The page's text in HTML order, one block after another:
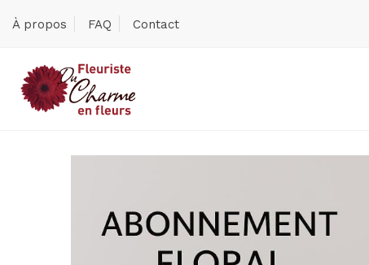
À propos FAQ Contact